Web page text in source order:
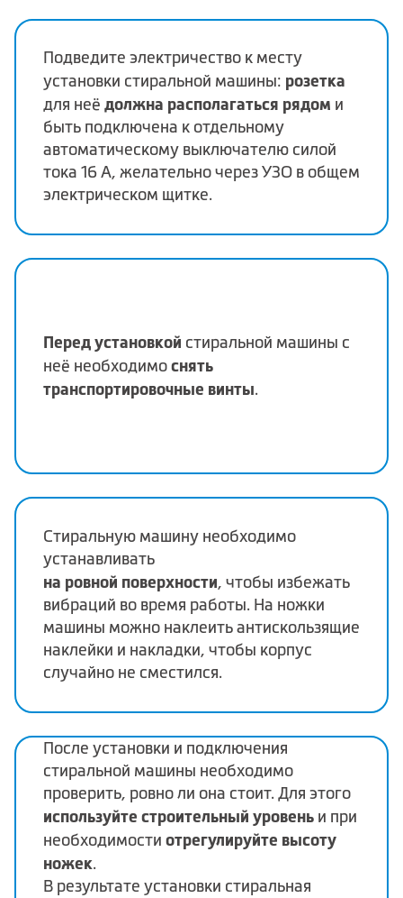
Подведите электричество к месту
установки стиральной машины: розетка
для неё должна располагаться рядом и
быть подключена к отдельному
автоматическому выключателю силой
тока 16 А, желательно через УЗО в общем
электрическом щитке.
Перед установкой стиральной машины с
неё необходимо снять
транспортировочные винты.
Стиральную машину необходимо
устанавливать
на ровной поверхности, чтобы избежать
вибраций во время работы. На ножки
машины можно наклеить антискользящие
наклейки и накладки, чтобы корпус
случайно не сместился.
После установки и подключения
стиральной машины необходимо
проверить, ровно ли она стоит. Для этого
используйте строительный уровень и при
необходимости отрегулируйте высоту
ножек.
В результате установки стиральная